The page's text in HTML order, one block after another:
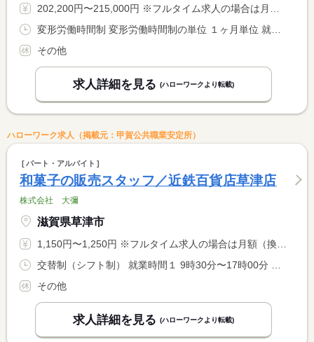
202,200円〜215,000円 ※フルタイム求人の場合は月額（換算額）、パート求人の場合は時間額を表示しています。
その他
求人詳細を見る (ハローワークより転載)
ハローワーク求人（掲載元：甲賀公共職業安定所）
パート・アルバイト
和菓子の販売スタッフ／近鉄百貨店草津店
株式会社 大彌
滋賀県草津市
1,150円〜1,250円 ※フルタイム求人の場合は月額（換算額）、パート求人の場合は時間額を表示しています。
その他
求人詳細を見る (ハローワークより転載)